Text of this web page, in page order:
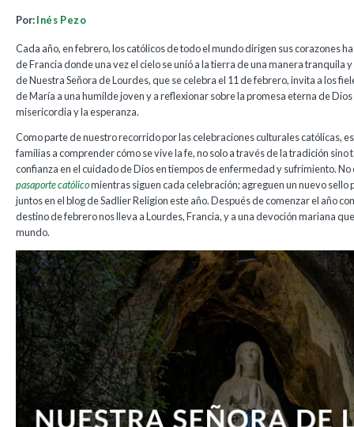
Por:Inés Pezo
Cada año, en febrero, los católicos de todo el mundo dirigen sus corazones
de Francia donde una vez el cielo se unió a la tierra de una manera tranquila
de Nuestra Señora de Lourdes, que se celebra el 11 de febrero, invita a los
de María a una humilde joven y a reflexionar sobre la promesa eterna de
misericordia y la esperanza.
Como parte de nuestro recorrido por las celebraciones culturales católicas,
familias a comprender cómo se vive la fe, no solo a través de la tradición sino
confianza en el cuidado de Dios en tiempos de enfermedad y sufrimiento.
pasaporte católicomientras siguen cada celebración; agreguen un nuevo
juntos en el blog de Sadlier Religion este año. Después de comenzar el año
destino de febrero nos lleva a Lourdes, Francia, y a una devoción mariana
mundo.